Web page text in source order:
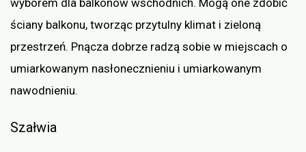
wyborem dla balkonów wschodnich. Mogą one zdobić
ściany balkonu, tworząc przytulny klimat i zieloną
przestrzeń. Pnącza dobrze radzą sobie w miejscach o
umiarkowanym nasłonecznieniu i umiarkowanym
nawodnieniu.
Szałwia